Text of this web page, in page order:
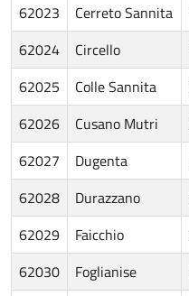
62023 Cerreto Sannita
62024
Circello
62025
Colle Sannita
62026
Cusano Mutri
62027
Dugenta
62028
Durazzano
62029
Faicchio
62030
Foglianise